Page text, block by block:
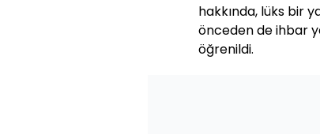
hakkında, lüks bir
önceden de ihbar
öğrenildi.